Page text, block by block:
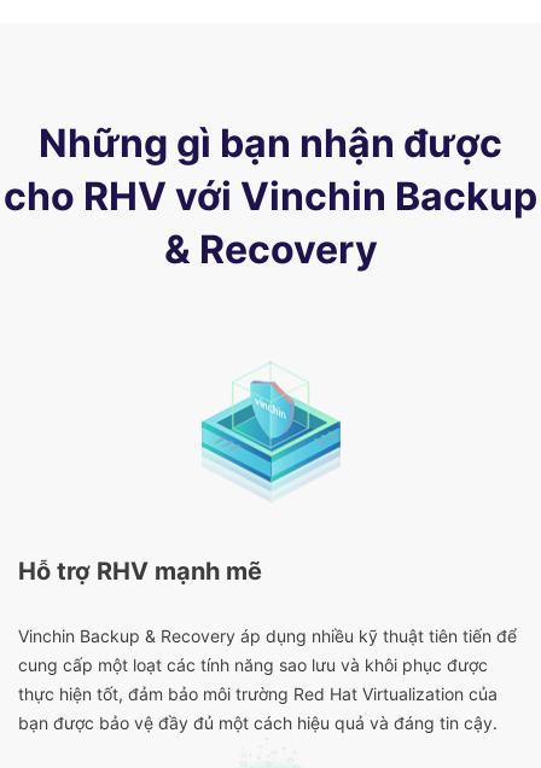
Những gì bạn nhận được
cho RHV với Vinchin Backup
& Recovery
Hỗ trợ RHV mạnh mẽ
Vinchin Backup & Recovery áp dụng nhiều kỹ thuật tiên tiến để
cung cấp một loạt các tính năng sao lưu và khôi phục được
thực hiện tốt, đảm bảo môi trường Red Hat Virtualization của
bạn được bảo vệ đầy đủ một cách hiệu quả và đáng tin cậy.